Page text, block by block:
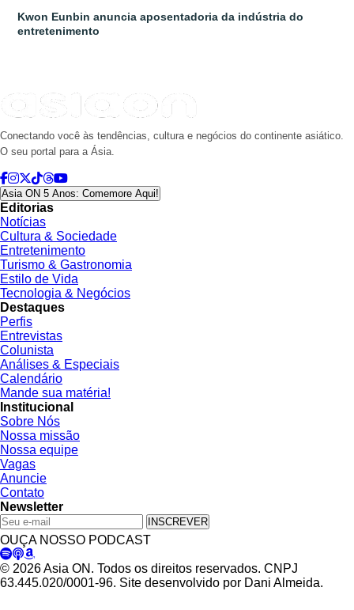
Kwon Eunbin anuncia aposentadoria da indústria do
entretenimento
Conectando você às tendências, cultura e negócios do continente asiático.
O seu portal para a Ásia.
Asia ON 5 Anos: Comemore Aqui!
Editorias
Notícias
Cultura & Sociedade
Entretenimento
Turismo & Gastronomia
Estilo de Vida
Tecnologia & Negócios
Destaques
Perfis
Entrevistas
Colunista
Análises & Especiais
Calendário
Mande sua matéria!
Institucional
Sobre Nós
Nossa missão
Nossa equipe
Vagas
Anuncie
Contato
Newsletter
INSCREVER
OUÇA NOSSO PODCAST
© 2026 Asia ON. Todos os direitos reservados. CNPJ
63.445.020/0001-96. Site desenvolvido por Dani Almeida.